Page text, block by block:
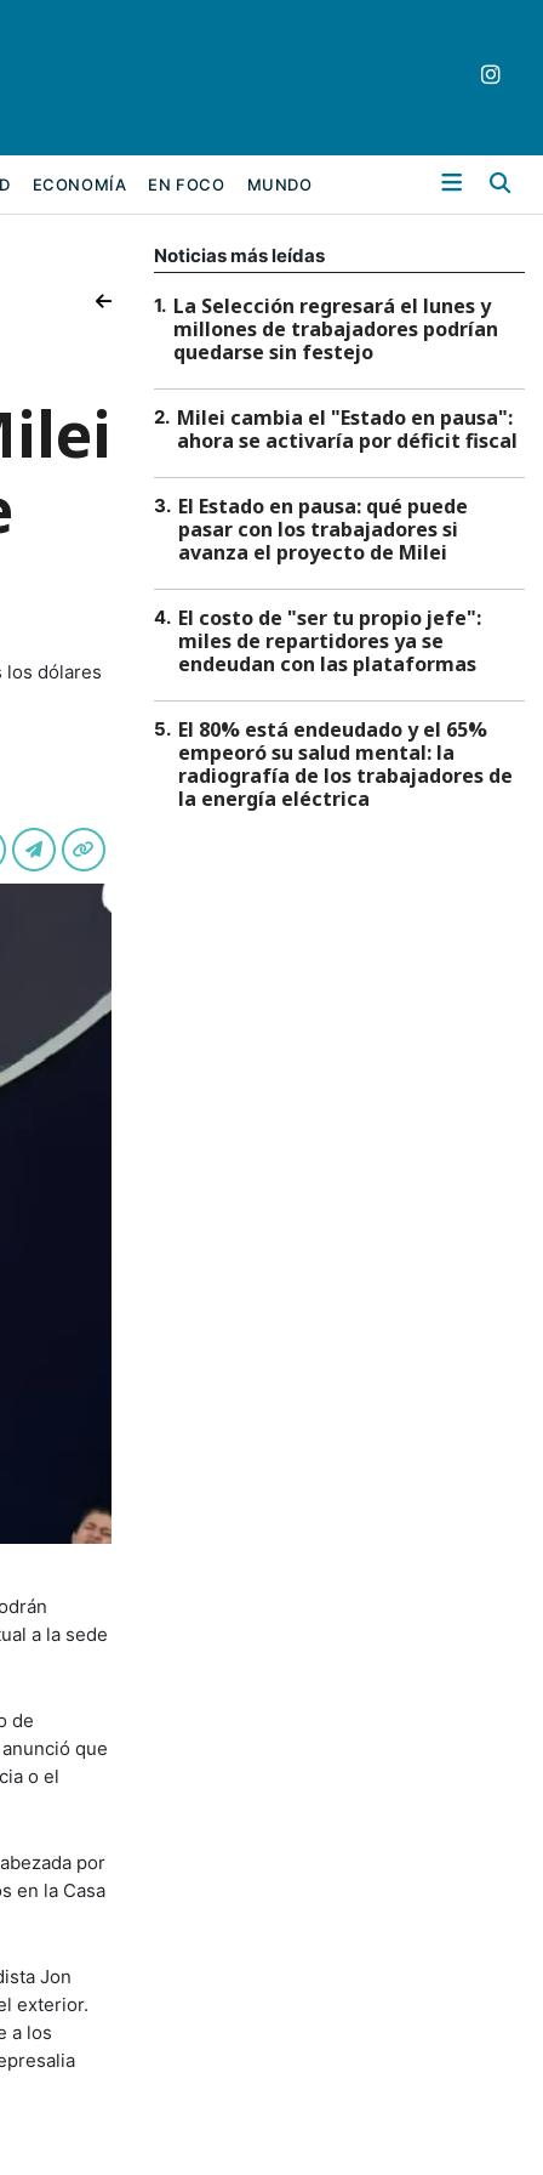
ECONOMÍA EN FOCO MUNDO
los dólares
a la sede
de
que
o el
por
en la Casa
Jon
exterior.
a los
Noticias más leídas
1. La Selección regresará el lunes y
millones de trabajadores podrían
quedarse sin festejo
2. Milei cambia el "Estado en pausa":
ahora se activaría por déficit fiscal
3. El Estado en pausa: qué puede
pasar con los trabajadores si
avanza el proyecto de Milei
4. El costo de "ser tu propio jefe":
miles de repartidores ya se
endeudan con las plataformas
5. El 80% está endeudado y el 65%
empeoró su salud mental: la
radiografía de los trabajadores de
la energía eléctrica